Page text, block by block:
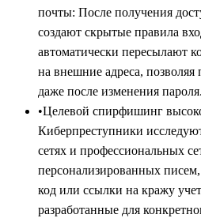
почты: После получения
создают скрытые правила
автоматически пересылают
на внешние адреса,
даже после изменения пароля.
•Целевой спирфишинг
Киберпреступники
сетях и профессиональных
персонализированных
код или ссылки на кражу
разработанные для